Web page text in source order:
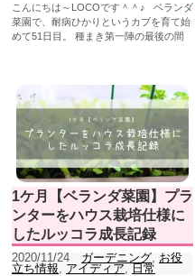
こんにちは～LOCOです＾＾♪ ベランダ
菜園で、耐病ひかりというカブを育て始
めて51日目。 種まき第一陣の最後の間
1ケ月【ベランダ菜園】プラ
ンターをハウス栽培仕様に
したルッコラ成長記録
2020/11/24 ガーデニング お役
立ち情報
アイディア 日常